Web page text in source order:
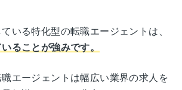
いる特化型の転職エージェントは、
ることが強みです。
エージェントは幅広い業界の求人を